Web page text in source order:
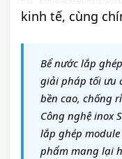
kinh tế, cùng
Bể nước lắp
giải pháp tối ưu
bền cao, chống
Công nghệ inox
lắp ghép
phẩm mang lại